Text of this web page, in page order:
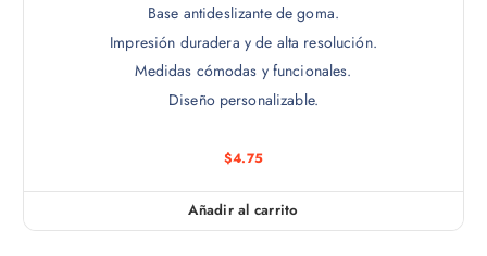
Base antideslizante de goma.
Impresión duradera y de alta resolución.
Medidas cómodas y funcionales.
Diseño personalizable.
$4.75
Añadir al carrito